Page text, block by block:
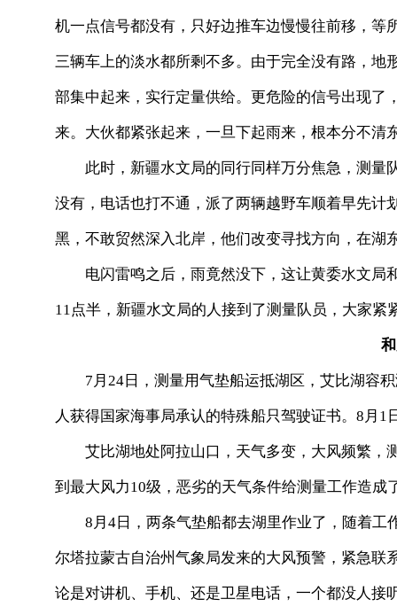
机一点信号都没有，只好边推车边慢慢往前移，
三辆车上的淡水都所剩不多。由于完全没有路，
部集中起来，实行定量供给。更危险的信号出现
来。大伙都紧张起来，一旦下起雨来，根本分不清
此时，新疆水文局的同行同样万分焦急，测量
没有，电话也打不通，派了两辆越野车顺着早先
黑，不敢贸然深入北岸，他们改变寻找方向，在湖
电闪雷鸣之后，雨竟然没下，这让黄委水文局
11点半，新疆水文局的人接到了测量队员，大家紧
7月24日，测量用气垫船运抵湖区，艾比湖容积
人获得国家海事局承认的特殊船只驾驶证书。8月1
艾比湖地处阿拉山口，天气多变，大风频繁，
到最大风力10级，恶劣的天气条件给测量工作造成
8月4日，两条气垫船都去湖里作业了，随着工
尔塔拉蒙古自治州气象局发来的大风预警，紧急
论是对讲机、手机、还是卫星电话，一个都没人